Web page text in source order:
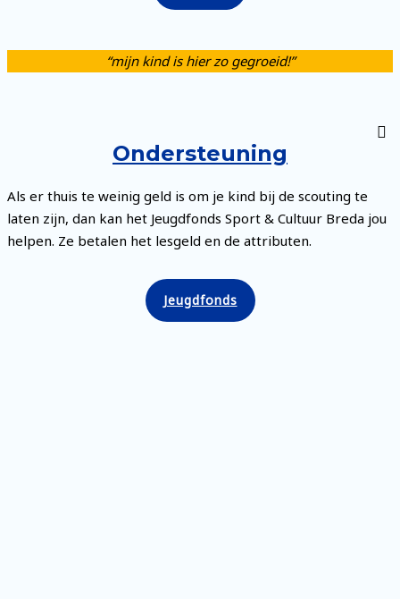
“mijn kind is hier zo gegroeid!”
Ondersteuning
Als er thuis te weinig geld is om je kind bij de scouting te
laten zijn, dan kan het Jeugdfonds Sport & Cultuur Breda jou
helpen. Ze betalen het lesgeld en de attributen.
Jeugdfonds